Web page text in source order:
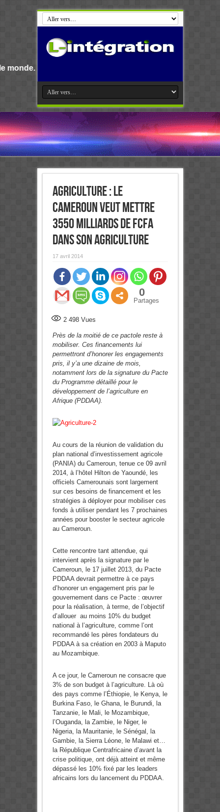
Agriculture : Le
Cameroun veut mettre
3550 milliards de FCFA
dans son agriculture
17 avril 2014
0
Partages
2 498Vues
Près de la moitié de ce pactole reste à
mobiliser. Ces financements lui
permettront d’honorer les engagements
pris, il y’a une dizaine de mois,
notamment lors de la signature du Pacte
du Programme détaillé pour le
développement de l’agriculture en
Afrique (PDDAA).
Au cours de la réunion de validation du
plan national d’investissement agricole
(PANIA) du Cameroun, tenue ce 09 avril
2014, à l’hôtel Hilton de Yaoundé, les
officiels Camerounais sont largement
sur ces besoins de financement et les
stratégies à déployer pour mobiliser ces
fonds à utiliser pendant les 7 prochaines
années pour booster le secteur agricole
au Cameroun.
Cette rencontre tant attendue, qui
intervient après la signature par le
Cameroun, le 17 juillet 2013, du Pacte
PDDAA devrait permettre à ce pays
d’honorer un engagement pris par le
gouvernement dans ce Pacte : œuvrer
pour la réalisation, à terme, de l’objectif
d’allouer au moins 10% du budget
national à l’agriculture, comme l’ont
recommandé les pères fondateurs du
PDDAA à sa création en 2003 à Maputo
au Mozambique.
A ce jour, le Cameroun ne consacre que
3% de son budget à l’agriculture. Là où
des pays comme l’Éthiopie, le Kenya, le
Burkina Faso, le Ghana, le Burundi, la
Tanzanie, le Mali, le Mozambique,
l’Ouganda, la Zambie, le Niger, le
Nigeria, la Mauritanie, le Sénégal, la
Gambie, la Sierra Léone, le Malawi et…
la République Centrafricaine d’avant la
crise politique, ont déjà atteint et même
dépassé les 10% fixé par les leaders
africains lors du lancement du PDDAA.